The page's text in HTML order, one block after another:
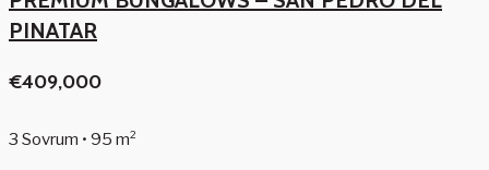
PINATAR
€409,000
3 Sovrum • 95 m²